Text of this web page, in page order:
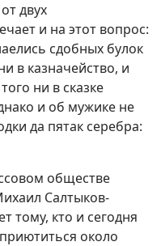
двух
и на этот вопрос:
сдобных булок
в казначейство, и
ни в сказке
и об мужике не
да пятак серебра:
обществе
Салтыков-
тому, кто и сегодня
около